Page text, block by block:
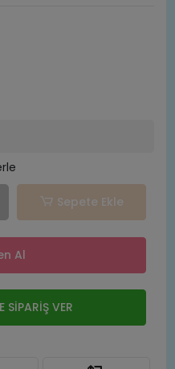
Sepete Ekle
Al
SİPARİŞ VER